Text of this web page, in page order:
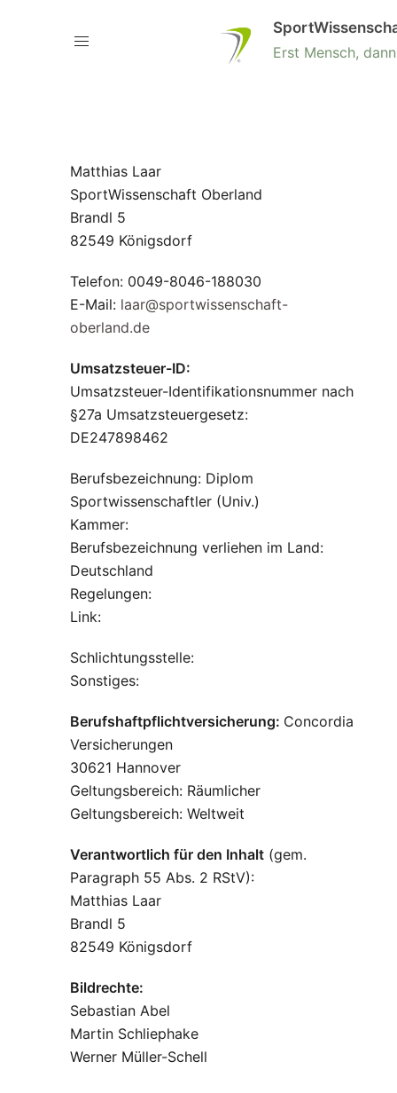
Erst Mensch,
Matthias Laar
SportWissenschaft Oberland
Brandl 5
82549 Königsdorf
Telefon: 0049-8046-188030
E-Mail: laar@sportwissenschaft-
oberland.de
Umsatzsteuer-ID:
Umsatzsteuer-Identifikationsnummer nach
§27a Umsatzsteuergesetz:
DE247898462
Berufsbezeichnung: Diplom
Sportwissenschaftler (Univ.)
Kammer:
Berufsbezeichnung verliehen im Land:
Deutschland
Regelungen:
Link:
Schlichtungsstelle:
Sonstiges:
Berufshaftpflichtversicherung: Concordia
Versicherungen
30621 Hannover
Geltungsbereich: Räumlicher
Geltungsbereich: Weltweit
Verantwortlich für den Inhalt (gem.
Paragraph 55 Abs. 2 RStV):
Matthias Laar
Brandl 5
82549 Königsdorf
Bildrechte:
Sebastian Abel
Martin Schliephake
Werner Müller-Schell